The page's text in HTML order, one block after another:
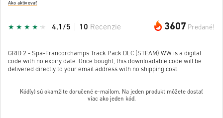
Ako aktivovať
3607 Predané!
4,1/5 10 Recenzie
GRID 2 - Spa-Francorchamps Track Pack DLC (STEAM) WW is a digital
code with no expiry date. Once bought, this downloadable code will be
delivered directly to your email address with no shipping cost.
Kód(y) sú okamžite doručené e-mailom. Na jeden produkt môžete dostať
viac ako jeden kód.